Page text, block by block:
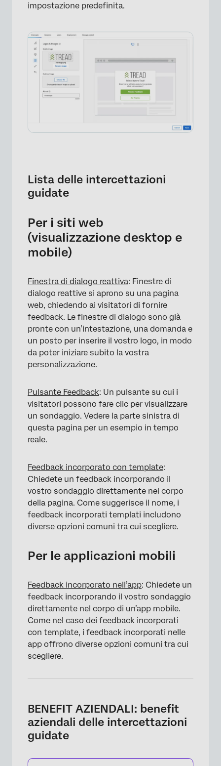
impostazione predefinita.
×
Lista delle intercettazioni
guidate
Per i siti web
(visualizzazione desktop e
mobile)
Finestra di dialogo reattiva: Finestre di
dialogo reattive si aprono su una pagina
web, chiedendo ai visitatori di fornire
feedback. Le finestre di dialogo sono già
pronte con un’intestazione, una domanda e
un posto per inserire il vostro logo, in modo
da poter iniziare subito la vostra
personalizzazione.
Pulsante Feedback: Un pulsante su cui i
visitatori possono fare clic per visualizzare
un sondaggio. Vedere la parte sinistra di
questa pagina per un esempio in tempo
reale.
Feedback incorporato con template:
Chiedete un feedback incorporando il
vostro sondaggio direttamente nel corpo
della pagina. Come suggerisce il nome, i
feedback incorporati templati includono
diverse opzioni comuni tra cui scegliere.
Per le applicazioni mobili
Feedback incorporato nell’app: Chiedete un
feedback incorporando il vostro sondaggio
direttamente nel corpo di un’app mobile.
Come nel caso dei feedback incorporati
con template, i feedback incorporati nelle
app offrono diverse opzioni comuni tra cui
scegliere.
BENEFIT AZIENDALI: benefit
aziendali delle intercettazioni
guidate